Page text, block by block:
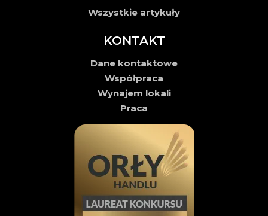
Wszystkie artykuły
KONTAKT
Dane kontaktowe
Współpraca
Wynajem lokali
Praca